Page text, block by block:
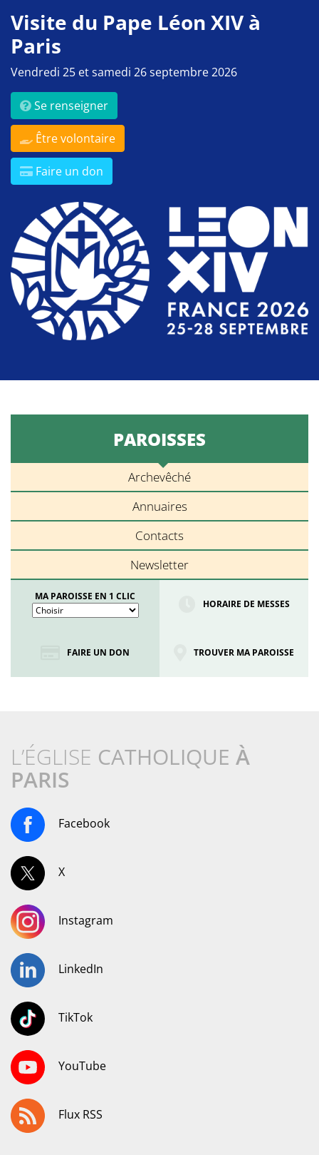
Visite du Pape Léon XIV à
Paris
Vendredi 25 et samedi 26 septembre 2026
Se renseigner
Être volontaire
Faire un don
PAROISSES
Archevêché
Annuaires
Contacts
Newsletter
MA PAROISSE EN 1 CLIC
HORAIRE DE MESSES
FAIRE UN DON TROUVER MA PAROISSE
L’ÉGLISE CATHOLIQUE À
PARIS
Facebook
X
Instagram
LinkedIn
TikTok
YouTube
Flux RSS